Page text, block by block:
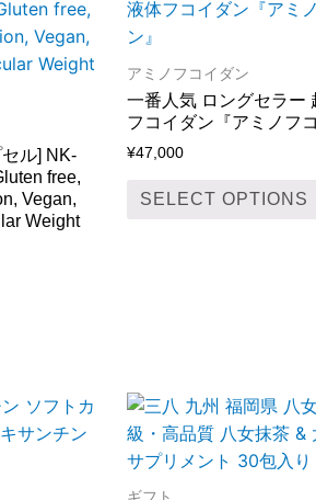
ル] NK-
free,
Vegan,
Weight
アミノフコイダン
一番人気 ロングセラー
フコイダン『アミノフ
¥47,000
SELECT OPTIONS